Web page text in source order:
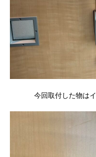
今回取付した物は